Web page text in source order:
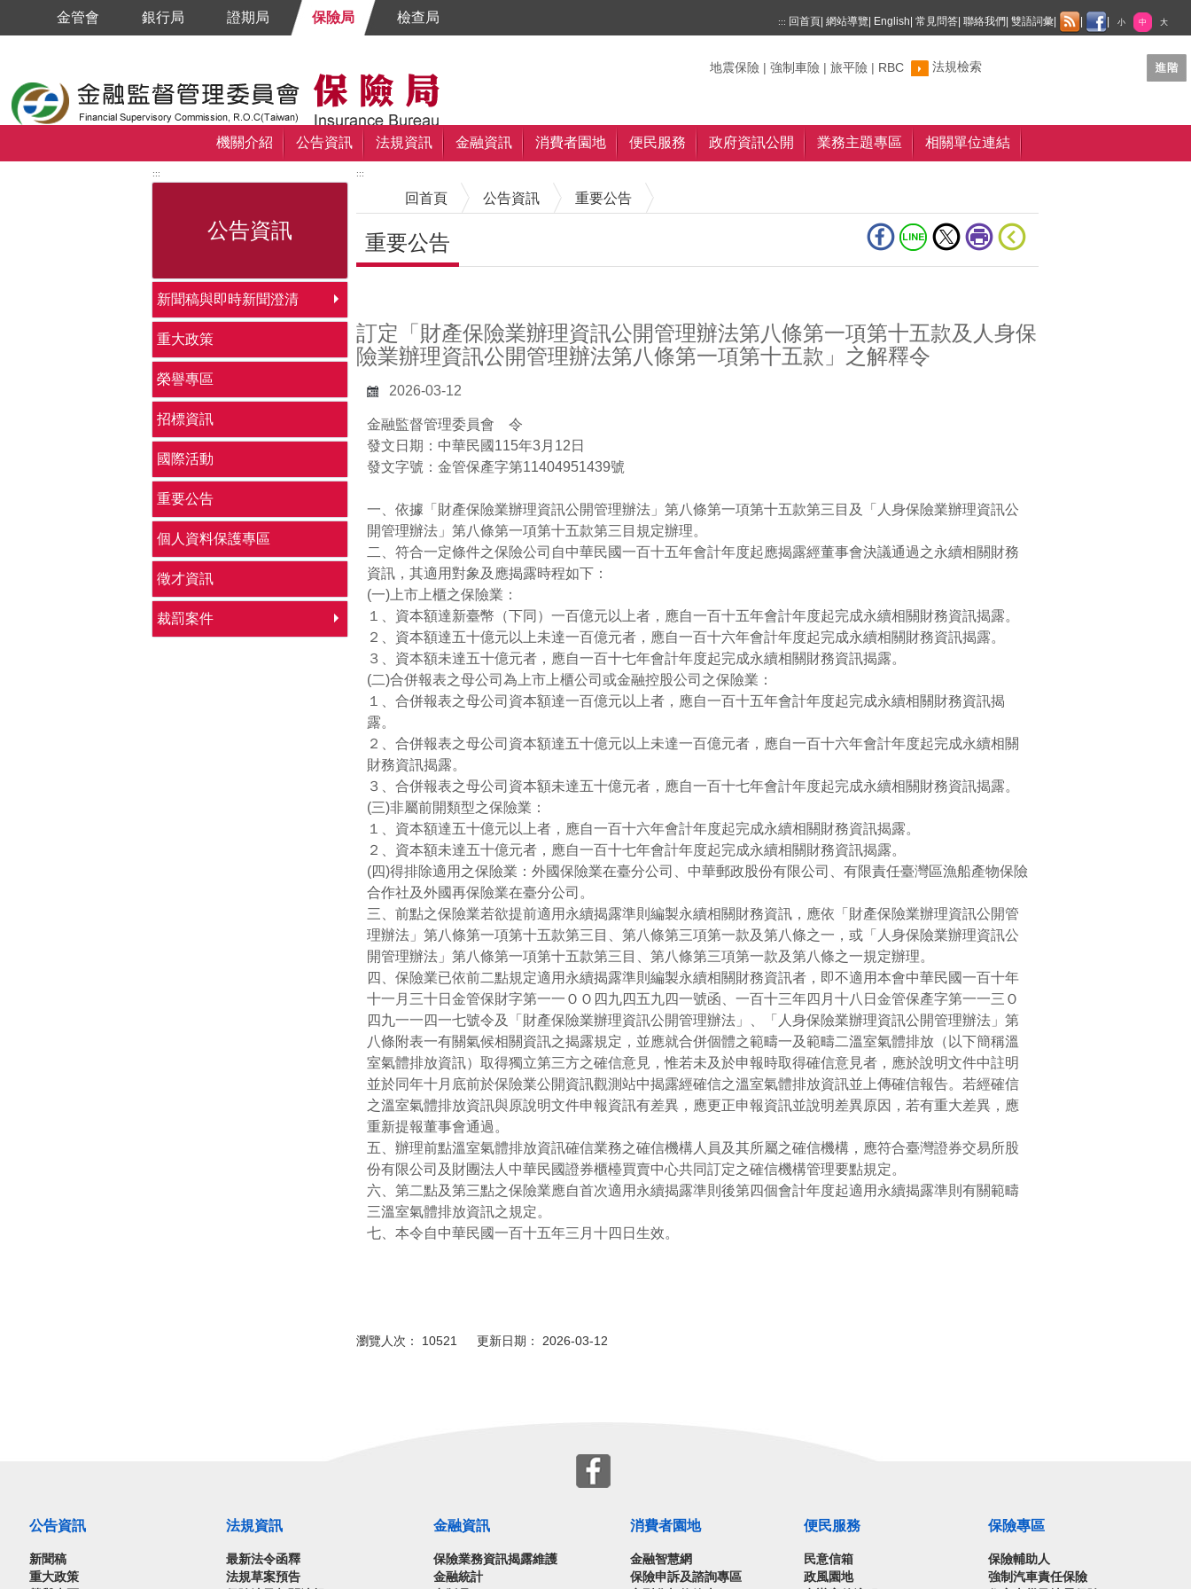
跳到主要內容區塊
金管會 銀行局 證期局 保險局 檢查局 ::: 回首頁 網站導覽 English 常見問答 聯絡我們 雙語詞彙 小 中 大
搜尋
搜尋
關鍵字
地震保險 強制車險 旅平險 RBC 法規檢索
機關介紹 公告資訊 法規資訊 金融資訊 消費者園地 便民服務 政府資訊公開 業務主題專區 相關單位連結
:::
公告資訊
新聞稿與即時新聞澄清
重大政策
榮譽專區
招標資訊
國際活動
重要公告
個人資料保護專區
徵才資訊
裁罰案件
:::
回首頁 公告資訊 重要公告
重要公告
訂定「財產保險業辦理資訊公開管理辦法第八條第一項第十五款及人身保
險業辦理資訊公開管理辦法第八條第一項第十五款」之解釋令
2026-03-12
金融監督管理委員會 令
發文日期：中華民國115年3月12日
發文字號：金管保產字第11404951439號
一、依據「財產保險業辦理資訊公開管理辦法」第八條第一項第十五款第三目及「人身保險業辦理資訊公
開管理辦法」第八條第一項第十五款第三目規定辦理。
二、符合一定條件之保險公司自中華民國一百十五年會計年度起應揭露經董事會決議通過之永續相關財務
資訊，其適用對象及應揭露時程如下：
(一)上市上櫃之保險業：
１、資本額達新臺幣（下同）一百億元以上者，應自一百十五年會計年度起完成永續相關財務資訊揭露。
２、資本額達五十億元以上未達一百億元者，應自一百十六年會計年度起完成永續相關財務資訊揭露。
３、資本額未達五十億元者，應自一百十七年會計年度起完成永續相關財務資訊揭露。
(二)合併報表之母公司為上市上櫃公司或金融控股公司之保險業：
１、合併報表之母公司資本額達一百億元以上者，應自一百十五年會計年度起完成永續相關財務資訊揭
露。
２、合併報表之母公司資本額達五十億元以上未達一百億元者，應自一百十六年會計年度起完成永續相關
財務資訊揭露。
３、合併報表之母公司資本額未達五十億元者，應自一百十七年會計年度起完成永續相關財務資訊揭露。
(三)非屬前開類型之保險業：
１、資本額達五十億元以上者，應自一百十六年會計年度起完成永續相關財務資訊揭露。
２、資本額未達五十億元者，應自一百十七年會計年度起完成永續相關財務資訊揭露。
(四)得排除適用之保險業：外國保險業在臺分公司、中華郵政股份有限公司、有限責任臺灣區漁船產物保險
合作社及外國再保險業在臺分公司。
三、前點之保險業若欲提前適用永續揭露準則編製永續相關財務資訊，應依「財產保險業辦理資訊公開管
理辦法」第八條第一項第十五款第三目、第八條第三項第一款及第八條之一，或「人身保險業辦理資訊公
開管理辦法」第八條第一項第十五款第三目、第八條第三項第一款及第八條之一規定辦理。
四、保險業已依前二點規定適用永續揭露準則編製永續相關財務資訊者，即不適用本會中華民國一百十年
十一月三十日金管保財字第一一ＯＯ四九四五九四一號函、一百十三年四月十八日金管保產字第一一三Ｏ
四九一一四一七號令及「財產保險業辦理資訊公開管理辦法」、「人身保險業辦理資訊公開管理辦法」第
八條附表一有關氣候相關資訊之揭露規定，並應就合併個體之範疇一及範疇二溫室氣體排放（以下簡稱溫
室氣體排放資訊）取得獨立第三方之確信意見，惟若未及於申報時取得確信意見者，應於說明文件中註明
並於同年十月底前於保險業公開資訊觀測站中揭露經確信之溫室氣體排放資訊並上傳確信報告。若經確信
之溫室氣體排放資訊與原說明文件申報資訊有差異，應更正申報資訊並說明差異原因，若有重大差異，應
重新提報董事會通過。
五、辦理前點溫室氣體排放資訊確信業務之確信機構人員及其所屬之確信機構，應符合臺灣證券交易所股
份有限公司及財團法人中華民國證券櫃檯買賣中心共同訂定之確信機構管理要點規定。
六、第二點及第三點之保險業應自首次適用永續揭露準則後第四個會計年度起適用永續揭露準則有關範疇
三溫室氣體排放資訊之規定。
七、本令自中華民國一百十五年三月十四日生效。
瀏覽人次： 10521 更新日期： 2026-03-12
公告資訊
新聞稿
重大政策
法規資訊
最新法令函釋
法規草案預告
金融資訊
保險業務資訊揭露維護
金融統計
消費者園地
金融智慧網
保險申訴及諮詢專區
便民服務
民意信箱
政風園地
保險專區
保險輔助人
強制汽車責任保險